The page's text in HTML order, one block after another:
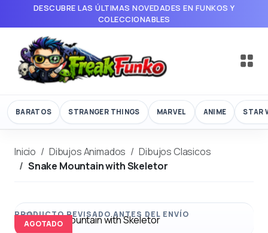
DESCUBRE LAS ÚLTIMAS NOVEDADES EN FUNKOS Y
COLECCIONABLES
BARATOS STRANGER THINGS MARVEL ANIME STAR
Inicio Dibujos Animados
Dibujos Clasicos
Snake Mountain with Skeletor
AGOTADO